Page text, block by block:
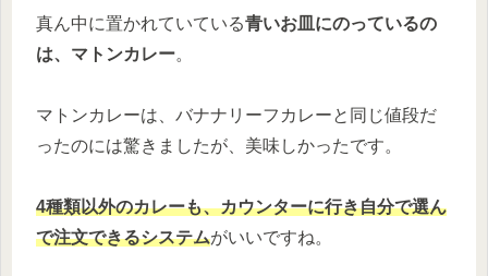
真ん中に置かれていている青いお皿にのっているの
は、マトンカレー。
マトンカレーは、バナナリーフカレーと同じ値段だ
ったのには驚きましたが、美味しかったです。
4種類以外のカレーも、カウンターに行き自分で選ん
で注文できるシステムがいいですね。